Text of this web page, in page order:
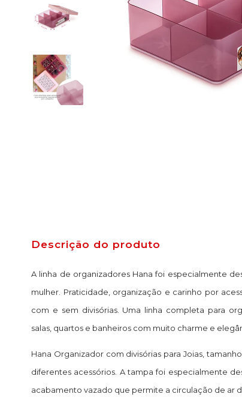
Descrição do produto
A linha de organizadores Hana foi especialmente
mulher. Praticidade, organização e carinho por
com e sem divisórias. Uma linha completa para
salas, quartos e banheiros com muito charme e
Hana Organizador com divisórias para Joias,
diferentes acessórios. A tampa foi especialmente
acabamento vazado que permite a circulação de ar